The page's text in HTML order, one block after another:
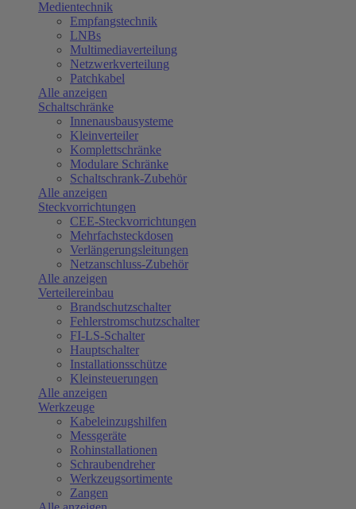
Medientechnik
Empfangstechnik
LNBs
Multimediaverteilung
Netzwerkverteilung
Patchkabel
Alle anzeigen
Schaltschränke
Innenausbausysteme
Kleinverteiler
Komplettschränke
Modulare Schränke
Schaltschrank-Zubehör
Alle anzeigen
Steckvorrichtungen
CEE-Steckvorrichtungen
Mehrfachsteckdosen
Verlängerungsleitungen
Netzanschluss-Zubehör
Alle anzeigen
Verteilereinbau
Brandschutzschalter
Fehlerstromschutzschalter
FI-LS-Schalter
Hauptschalter
Installationsschütze
Kleinsteuerungen
Alle anzeigen
Werkzeuge
Kabeleinzugshilfen
Messgeräte
Rohinstallationen
Schraubendreher
Werkzeugsortimente
Zangen